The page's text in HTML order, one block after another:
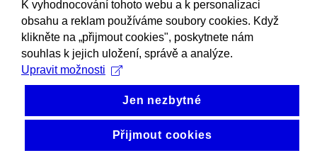
K vyhodnocování tohoto webu a k personalizaci
obsahu a reklam používáme soubory cookies. Když
klikněte na „přijmout cookies", poskytnete nám
souhlas k jejich uložení, správě a analýze.
Upravit možnosti
Jen nezbytné
Přijmout cookies